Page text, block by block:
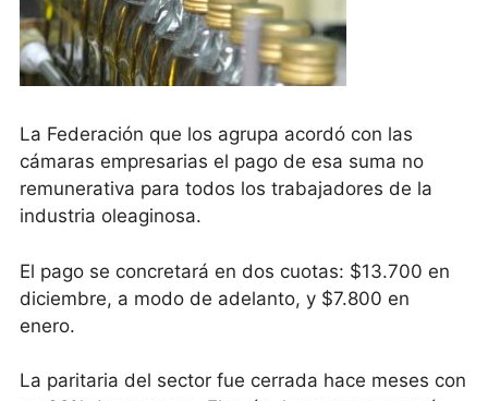
La Federación que los agrupa acordó con las
cámaras empresarias el pago de esa suma no
remunerativa para todos los trabajadores de la
industria oleaginosa.
El pago se concretará en dos cuotas: $13.700 en
diciembre, a modo de adelanto, y $7.800 en
enero.
La paritaria del sector fue cerrada hace meses con